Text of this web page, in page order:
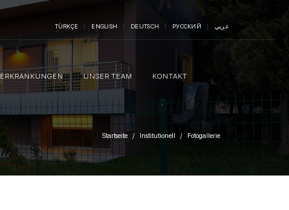
TÜRKÇE ENGLISH DEUTSCH РУССКИЙ عربي
ERKRANKUNGEN UNSER TEAM KONTAKT
Startseite Institutionell Fotogallerie